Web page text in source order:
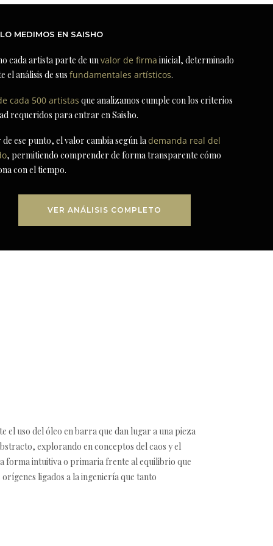
MEDIMOS EN SAISHO
cada artista parte de unvalor de firma inicial, determinado
el análisis de susfundamentales artísticos.
cada 500 artistas que analizamos cumple con los criterios
requeridos para entrar en Saisho.
ese punto, el valor cambia según lademanda real del
, permitiendo comprender de forma transparente cómo
con el tiempo.
VER ANÁLISIS COMPLETO
uso del óleo en barra que dan lugar a una pieza
explorando en conceptos del caos y el
forma intuitiva o primaria frente al equilibrio que
ligados a la ingeniería que tanto